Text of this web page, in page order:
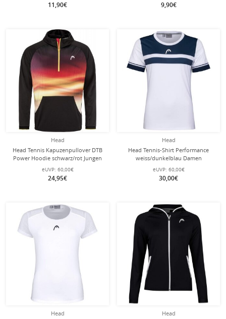
11,90€ 9,90€
Head
Head Tennis Kapuzenpullover DTB
Power Hoodie schwarz/rot Jungen
eUVP: 60,00€
24,95€
Head
Head Tennis-Shirt Performance
weiss/dunkelblau Damen
eUVP: 60,00€
30,00€
Head
Head